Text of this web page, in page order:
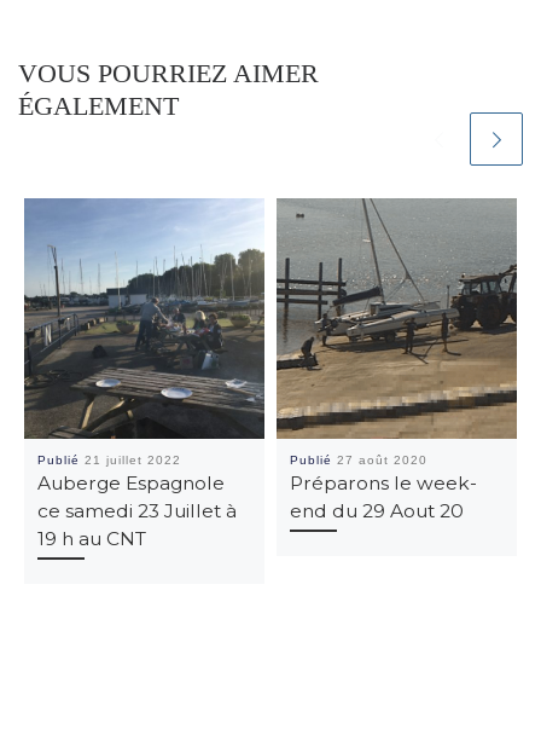
VOUS POURRIEZ AIMER
ÉGALEMENT
Publié21 juillet 2022
Auberge Espagnole
ce samedi 23 Juillet à
19 h au CNT
Publié27 août 2020
Préparons le week-
end du 29 Aout 20